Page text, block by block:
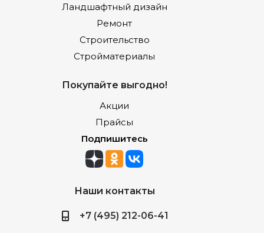
Ландшафтный дизайн
Ремонт
Строительство
Стройматериалы
Покупайте выгодно!
Акции
Прайсы
Подпишитесь
Наши контакты
+7 (495) 212-06-41